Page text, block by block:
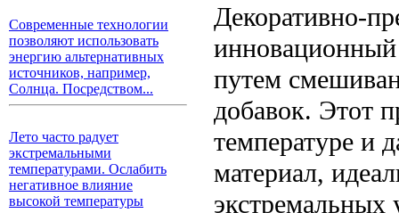
Современные технологии
позволяют использовать
энергию альтернативных
источников, например,
Солнца. Посредством...
Лето часто радует
экстремальными
температурами. Ослабить
негативное влияние
высокой температуры
Декоративно-
путем
добавок. Этот
температуре и
материал,
экстремальных